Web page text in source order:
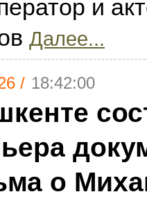
и
Далее...
/ 18:42:00
о